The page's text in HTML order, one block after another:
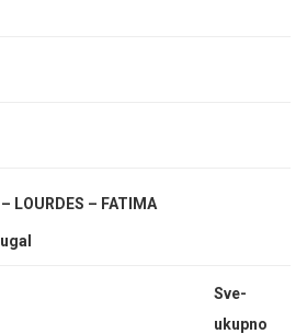
LOURDES – FATIMA
Sve-
ukupno